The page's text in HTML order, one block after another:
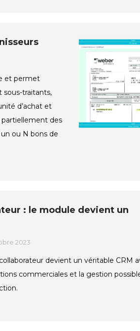
et permet
sous-traitants,
d’achat et
des
ou N bons de
: le module devient un
2023
devient un véritable CRM
commerciales et la gestion